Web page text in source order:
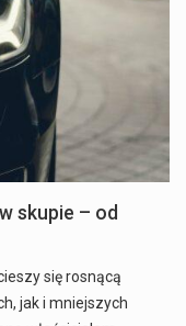
skupie – od
się rosnącą
jak i mniejszych